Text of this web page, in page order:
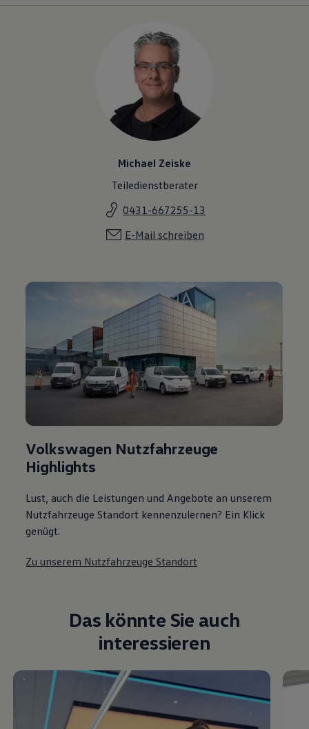
Michael Zeiske
Teiledienstberater
0431-667255-13
E-Mail schreiben
Volkswagen Nutzfahrzeuge
Highlights
Lust, auch die Leistungen und Angebote an unserem
Nutzfahrzeuge Standort kennenzulernen? Ein Klick
genügt.
Zu unserem Nutzfahrzeuge Standort
Das könnte Sie auch
interessieren